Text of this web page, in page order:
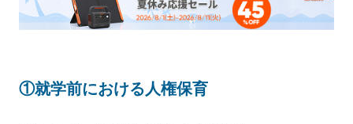
①就学前における人権保育